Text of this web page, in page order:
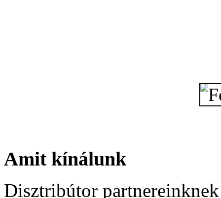
Amit kínálunk
Disztribútor partnereinknek